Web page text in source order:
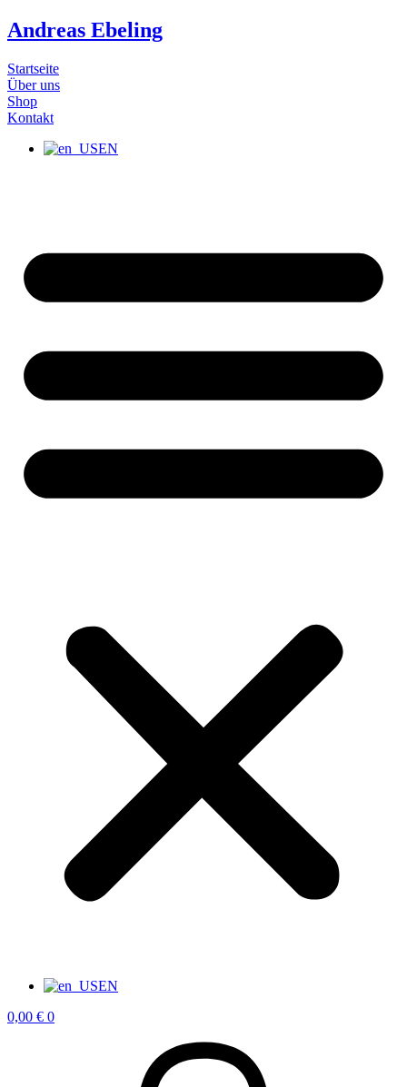
Zum
Inhalt
Andreas Ebeling
Startseite
Über uns
Shop
Kontakt
EN
EN
0,00 € 0